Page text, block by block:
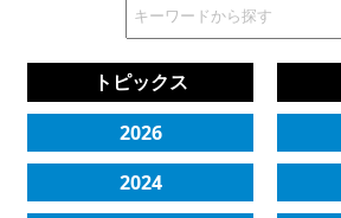
トピックス
2026
2024